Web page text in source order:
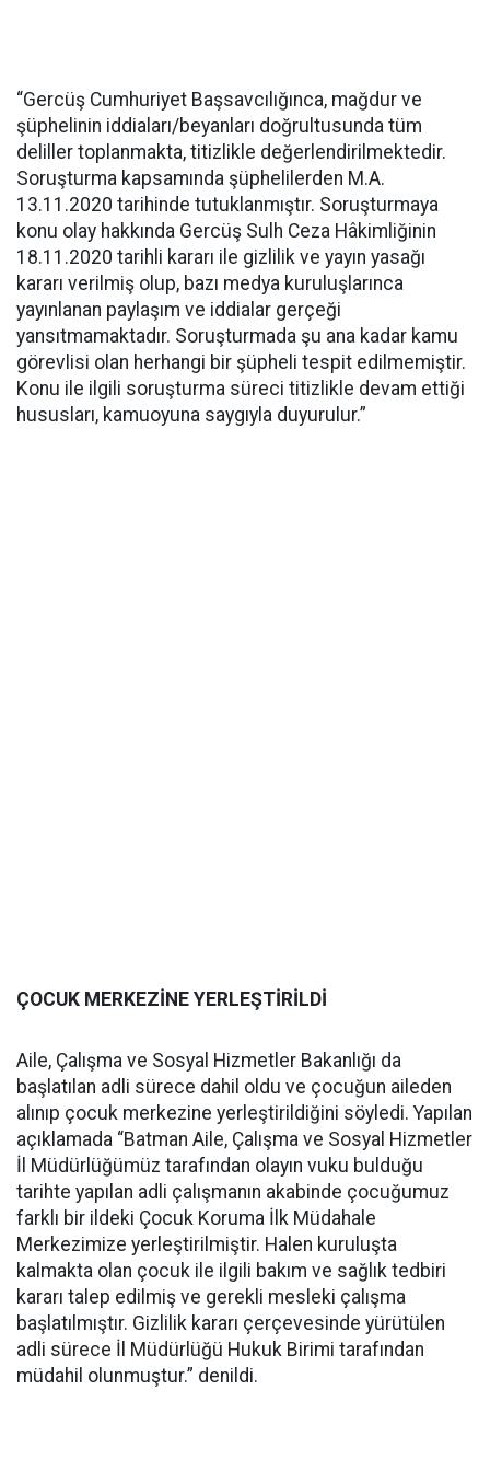
“Gercüş Cumhuriyet Başsavcılığınca, mağdur ve
şüphelinin iddiaları/beyanları doğrultusunda tüm
deliller toplanmakta, titizlikle değerlendirilmektedir.
Soruşturma kapsamında şüphelilerden M.A.
13.11.2020 tarihinde tutuklanmıştır. Soruşturmaya
konu olay hakkında Gercüş Sulh Ceza Hâkimliğinin
18.11.2020 tarihli kararı ile gizlilik ve yayın yasağı
kararı verilmiş olup, bazı medya kuruluşlarınca
yayınlanan paylaşım ve iddialar gerçeği
yansıtmamaktadır. Soruşturmada şu ana kadar kamu
görevlisi olan herhangi bir şüpheli tespit edilmemiştir.
Konu ile ilgili soruşturma süreci titizlikle devam ettiği
hususları, kamuoyuna saygıyla duyurulur.”
ÇOCUK MERKEZİNE YERLEŞTİRİLDİ
Aile, Çalışma ve Sosyal Hizmetler Bakanlığı da
başlatılan adli sürece dahil oldu ve çocuğun aileden
alınıp çocuk merkezine yerleştirildiğini söyledi. Yapılan
açıklamada “Batman Aile, Çalışma ve Sosyal Hizmetler
İl Müdürlüğümüz tarafından olayın vuku bulduğu
tarihte yapılan adli çalışmanın akabinde çocuğumuz
farklı bir ildeki Çocuk Koruma İlk Müdahale
Merkezimize yerleştirilmiştir. Halen kuruluşta
kalmakta olan çocuk ile ilgili bakım ve sağlık tedbiri
kararı talep edilmiş ve gerekli mesleki çalışma
başlatılmıştır. Gizlilik kararı çerçevesinde yürütülen
adli sürece İl Müdürlüğü Hukuk Birimi tarafından
müdahil olunmuştur.” denildi.